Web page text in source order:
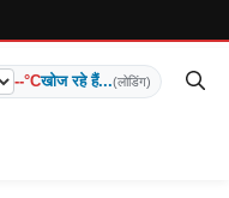
--°Cखोज रहे हैं...(लोडिंग)